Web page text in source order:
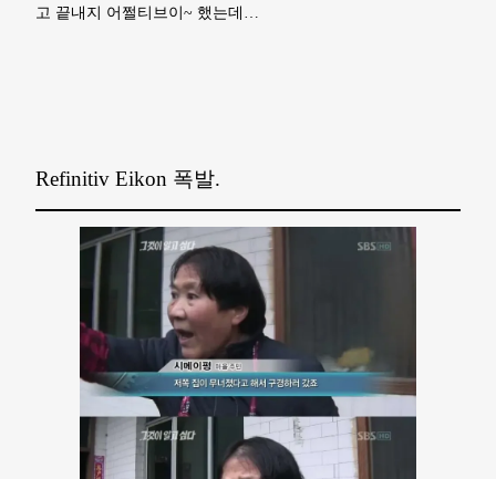
고 끝내지 어쩔티브이~ 했는데…
Refinitiv Eikon 폭발.